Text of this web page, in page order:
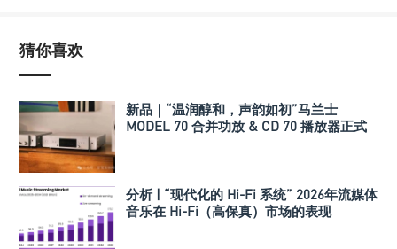
猜你喜欢
新品｜“温润醇和，声韵如初”马兰士
MODEL 70 合并功放 & CD 70 播放器正式
分析 | “现代化的 Hi-Fi 系统” 2026年流媒体
音乐在 Hi-Fi（高保真）市场的表现